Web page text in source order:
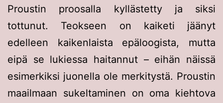
Proustin proosalla kyllästetty ja siksi
tottunut. Teokseen on kaiketi jäänyt
edelleen kaikenlaista epäloogista, mutta
eipä se lukiessa haitannut – eihän näissä
esimerkiksi juonella ole merkitystä. Proustin
maailmaan sukeltaminen on oma kiehtova